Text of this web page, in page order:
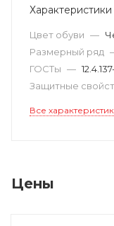
Характеристики
Цвет обуви —
Размерный ряд
ГОСТы —
Защитные
Все
Цены